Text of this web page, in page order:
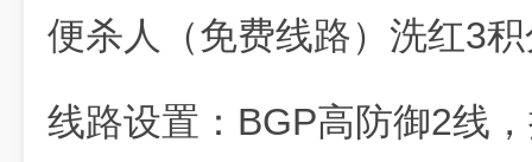
便杀人（免费线路）洗红3
线路设置：BGP高防御2线